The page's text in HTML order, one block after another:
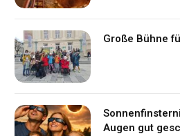
Große Bühne
Augen gut